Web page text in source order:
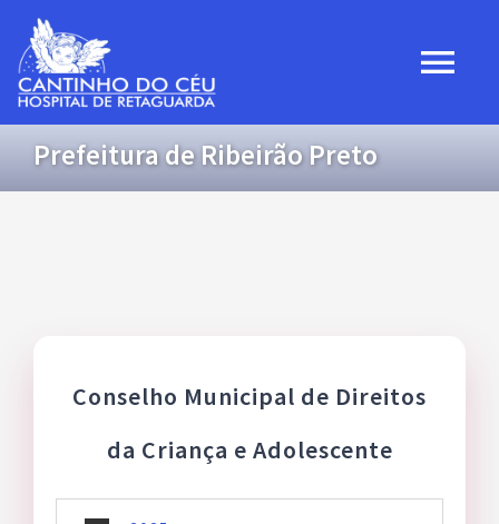
para
conteúdo
Home
Transparência
Prefeitura de Ribeirão Preto
Conselho Municipal de Direitos
da Criança e Adolescente